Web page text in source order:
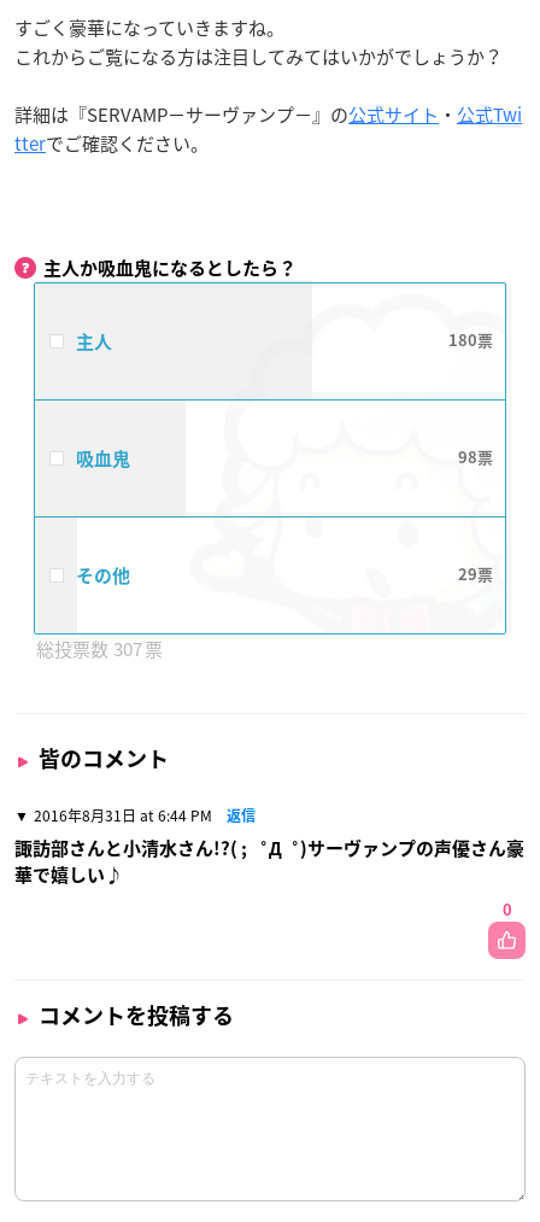
すごく豪華になっていきますね。
これからご覧になる方は注目してみてはいかがでしょうか？
詳細は『SERVAMP−サーヴァンプ−』の公式サイト ・ 公式Twi
tterでご確認ください。
主人か吸血鬼になるとしたら？
主人 180
吸血鬼 98
その他 29
307
皆のコメント
2016年8月31日 at 6:44 PM 返信
諏訪部さんと小清水さん!?( ; ゜Д゜)サーヴァンプの声優さん豪
華で嬉しい♪
0
コメントを投稿する